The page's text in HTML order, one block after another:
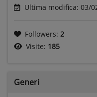
Ultima modifica: 03/
Followers: 2
Visite: 185
Generi